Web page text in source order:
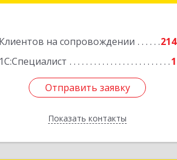
Клиентов на сопровождении
214
1С:Специалист
1
Отправить заявку
Показать контакты
Отправить заявку
Назад